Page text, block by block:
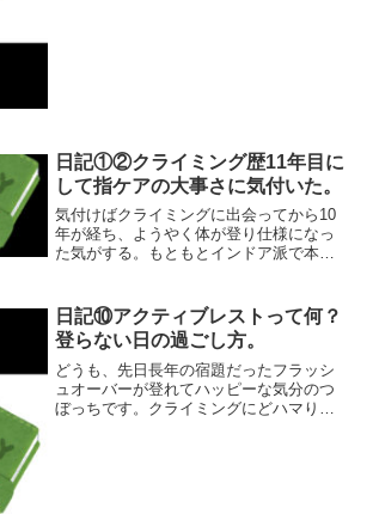
日記①②クライミング歴11年目に
して指ケアの大事さに気付いた。
気付けばクライミングに出会ってから10
年が経ち、ようやく体が登り仕様になっ
た気がする。もともとインドア派で本気
に登っていた。そんなだから少し成長し
たと思えば何処かし...
日記⑩アクティブレストって何？
登らない日の過ごし方。
どうも、先日長年の宿題だったフラッシ
ュオーバーが登れてハッピーな気分のつ
ぼっちです。クライミングにどハマりし